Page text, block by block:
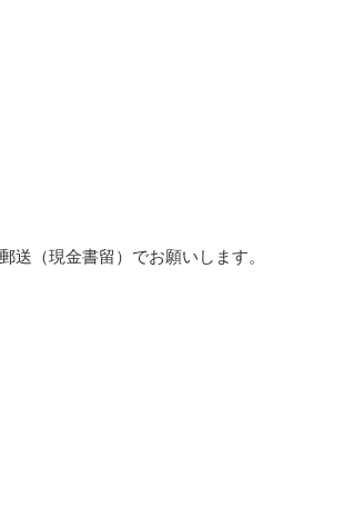
（現金書留）でお願いします。